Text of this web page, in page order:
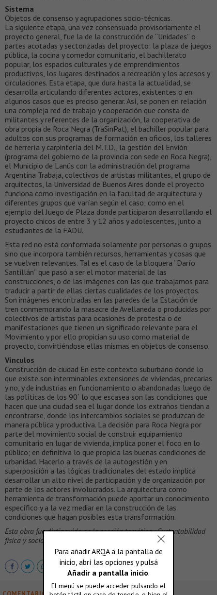
Sistema
Objetos de consenso y agrupaciones socio-técnicas.
La siguiente etapa, una vez consensuado provisoriamente el
proyecto general, fue la de la construcción de “Unidades” o
partes acotadas y sectorizadas del proyecto: la plaza de juegos
pública, la cocina y comedor comunitario, el bachillerato
popular, los espacios culturales y de emprendimientos
productivos, los lugares destinados a recreación y los accesos y
circulaciones. Esta etapa, que dura hasta la actualidad, se
desarrolla articulando diferentes actores, existentes o en
algunos casos que es preciso generar. Así, se ponen en relación
una compleja red de trabajo y cooperación que consta de
militantes y referentes de la organización, la cooperativa de
obra propia de Roca Negra (TraSinPat), el bachiller popular para
adultos con sus programas de formación en oficios, los talleres
de herrería y carpintería del M.T.D., la gestión del Envión
(programa del gobierno de la provincia con sede en Roca Negra),
el Municipio de Lanús con la administración del programa
Argentina Trabaja, colectivos de artistas militantes, el grupo de
arquitectos, la Universidad de Buenos Aires donde el proyecto
funciona como investigación en la facultad de arquitectura y
diferentes grupos que varían según el caso; como en el
ejemplo del Juego de Plaza donde participaron desarrollando el
proyecto chicos de entre 3 y 12 años y adolescentes, junto a
estudiantes de la FADU.
Esta red no está conformada solamente por personas o grupos
sino que incorpora también recursos, herramientas y cosas que
se vuelven relevantes. Tal es el caso de la bloquera “Darío
Santillán” que pasó a ser el motor material de las
construcciones, o de las imágenes con las que trabajamos para
traducir a partir de ellas ciertas cualidades de los proyectos.
Son imágenes encontradas en las paredes de la Estación de
tren conmemorando la masacre de Avellaneda o producidas por
colectivos de artistas para ocasiones de protesta o de
manifestaciones que tienen un significado relevante para el
Movimiento y por ello propician su uso como material de
proyecto, convirtiéndose ellas mismas en objetos de consenso.
Vínculos
Construcción de ciudad En este contexto suburbano donde lo
que existe son interminables extensiones de viviendas, precarias
y no, y de industrias en funcionamiento o abandonadas luego de
las políticas de los 90´ lo que escasea son las condiciones que
hacen que una ciudad sea el lugar donde los extraños tiendan a
encontrarse, donde los intercambios sociales se produzcan de
manera pública y productiva. La decisión para Roca Negra por
parte del movimiento social de construir equipamiento
comunitario en lugar de vivienda, implica poner el foco en lo
público; en definitiva lo que propicia las buenas condiciones de
urbanidad. Hacerlo a través de la autogestión y en
superposición a las lógicas tradicionales del estado implica
desarrollar un alto nivel de participación y de organización por
parte de los actores involucrados. La arquitectura como
herramienta de transformación puede aportar un conocimiento
específico y a la vez mediar en la construcción de las
condiciones que hagan posibles esta transformación.
Esta obra fue distinguida en la sección temática «Sustentabilidad
física y social» BIA-AR